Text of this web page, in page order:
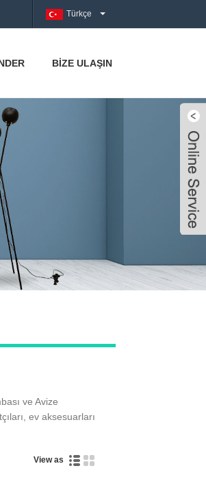
Türkçe
BIZE ULAŞIN
ve Avize
ev aksesuarları
View as